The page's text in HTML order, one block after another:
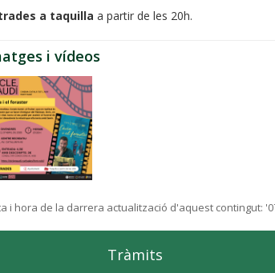
a taquilla a partir de les 20h.
i vídeos
i hora de la darrera actualització d'aquest contingut:
Tràmits